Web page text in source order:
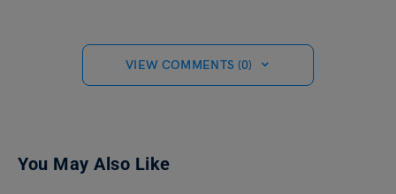
VIEW COMMENTS (0)
You May Also Like